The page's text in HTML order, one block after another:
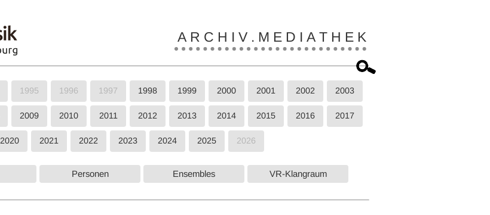
A R C H I V . M E D I A T H E K
1995 1996 1997 1998 1999 2000 2001 2002 2003
2009 2010 2011 2012 2013 2014 2015 2016 2017
2020 2021 2022 2023 2024 2025 2026
Personen Ensembles VR-Klangraum